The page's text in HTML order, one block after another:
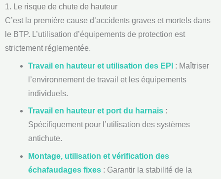
1. Le risque de chute de hauteur
C’est la première cause d’accidents graves et mortels dans
le BTP. L’utilisation d’équipements de protection est
strictement réglementée.
Travail en hauteur et utilisation des EPI : Maîtriser
l’environnement de travail et les équipements
individuels.
Travail en hauteur et port du harnais:
Spécifiquement pour l’utilisation des systèmes
antichute.
Montage, utilisation et vérification des
échafaudages fixes: Garantir la stabilité de la